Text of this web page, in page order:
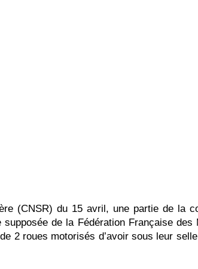
du 15 avril, une partie de la
de la Fédération Française des
2 roues motorisés d’avoir sous leur